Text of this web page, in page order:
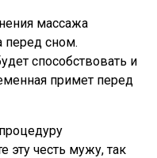
массажа
перед сном.
способствовать и
примет перед
эту честь мужу, так